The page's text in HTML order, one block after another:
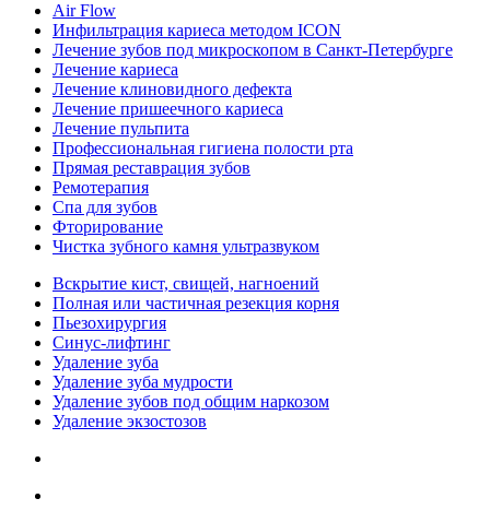
Air Flow
Инфильтрация кариеса методом ICON
Лечение зубов под микроскопом в Санкт-Петербурге
Лечение кариеса
Лечение клиновидного дефекта
Лечение пришеечного кариеса
Лечение пульпита
Профессиональная гигиена полости рта
Прямая реставрация зубов
Ремотерапия
Спа для зубов
Фторирование
Чистка зубного камня ультразвуком
Вскрытие кист, свищей, нагноений
Полная или частичная резекция корня
Пьезохирургия
Синус-лифтинг
Удаление зуба
Удаление зуба мудрости
Удаление зубов под общим наркозом
Удаление экзостозов